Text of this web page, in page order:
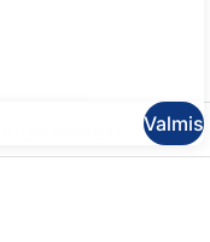
Valmis
maksusta